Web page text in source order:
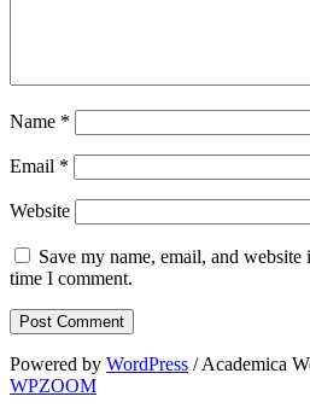
Name *
Email *
Website
Save my name, email, and
time I comment.
Powered by WordPress / Academica
WPZOOM